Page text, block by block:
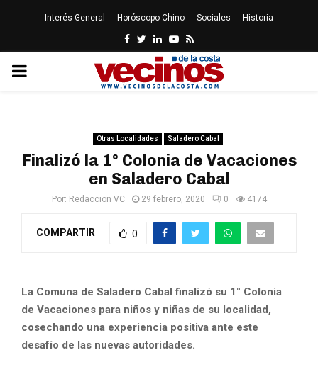
Interés General Horóscopo Chino Sociales Historia
Facebook
Twitter
LinkedinYoutube
Rss
PRIMARY
Otras Localidades Saladero Cabal
Finalizó la 1° Colonia de Vacaciones
en Saladero Cabal
Por: Redaccion VC 29 febrero, 2020 0 4174
COMPARTIR 0
La Comuna de Saladero Cabal finalizó su 1° Colonia
de Vacaciones para niños y niñas de su localidad,
cosechando una experiencia positiva ante este
desafío de las nuevas autoridades.